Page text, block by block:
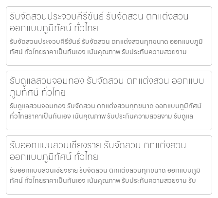
รับจัดสวนประจวบคีรีขันธ์ รับจัดสวน ตกแต่งสวน
ออกแบบภูมิทัศน์ ทั่วไทย
รับจัดสวนประจวบคีรีขันธ์ รับจัดสวน ตกแต่งสวนทุกขนาด ออกแบบภูมิ
ทัศน์ ทั่วไทยราคาเป็นกันเอง เน้นคุณภาพ รับประกันความสวยงาม
รับดูแลสวนจอมทอง รับจัดสวน ตกแต่งสวน ออกแบบ
ภูมิทัศน์ ทั่วไทย
รับดูแลสวนจอมทอง รับจัดสวน ตกแต่งสวนทุกขนาด ออกแบบภูมิทัศน์
ทั่วไทยราคาเป็นกันเอง เน้นคุณภาพ รับประกันความสวยงาม รับดูแล
รับออกแบบสวนเชียงราย รับจัดสวน ตกแต่งสวน
ออกแบบภูมิทัศน์ ทั่วไทย
รับออกแบบสวนเชียงราย รับจัดสวน ตกแต่งสวนทุกขนาด ออกแบบภูมิ
ทัศน์ ทั่วไทยราคาเป็นกันเอง เน้นคุณภาพ รับประกันความสวยงาม รับ